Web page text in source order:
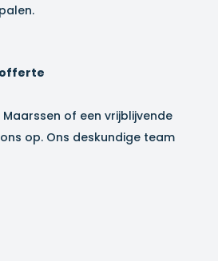
offerte
Maarssen of een vrijblijvende
op. Ons deskundige team